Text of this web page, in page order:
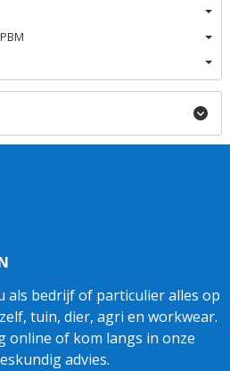
als bedrijf of particulier alles op
tuin, dier, agri en workwear.
online of kom langs in onze
advies.